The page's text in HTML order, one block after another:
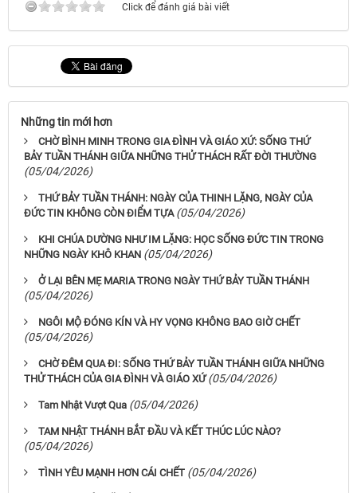
Click để đánh giá bài viết
Những tin mới hơn
CHỜ BÌNH MINH TRONG GIA ĐÌNH VÀ GIÁO XỨ: SỐNG THỨ
BẢY TUẦN THÁNH GIỮA NHỮNG THỬ THÁCH RẤT ĐỜI THƯỜNG
(05/04/2026)
THỨ BẢY TUẦN THÁNH: NGÀY CỦA THINH LẶNG, NGÀY CỦA
ĐỨC TIN KHÔNG CÒN ĐIỂM TỰA (05/04/2026)
KHI CHÚA DƯỜNG NHƯ IM LẶNG: HỌC SỐNG ĐỨC TIN TRONG
NHỮNG NGÀY KHÔ KHAN (05/04/2026)
Ở LẠI BÊN MẸ MARIA TRONG NGÀY THỨ BẢY TUẦN THÁNH
(05/04/2026)
NGÔI MỘ ĐÓNG KÍN VÀ HY VỌNG KHÔNG BAO GIỜ CHẾT
(05/04/2026)
CHỜ ĐÊM QUA ĐI: SỐNG THỨ BẢY TUẦN THÁNH GIỮA NHỮNG
THỬ THÁCH CỦA GIA ĐÌNH VÀ GIÁO XỨ (05/04/2026)
Tam Nhật Vượt Qua (05/04/2026)
TAM NHẬT THÁNH BẮT ĐẦU VÀ KẾT THÚC LÚC NÀO?
(05/04/2026)
TÌNH YÊU MẠNH HƠN CÁI CHẾT (05/04/2026)